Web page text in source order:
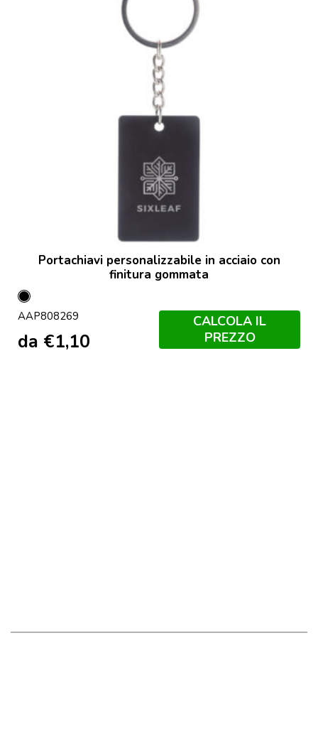
Portachiavi personalizzabile in acciaio con
finitura gommata
Nero
AAP808269
da €1,10
CALCOLA IL
PREZZO